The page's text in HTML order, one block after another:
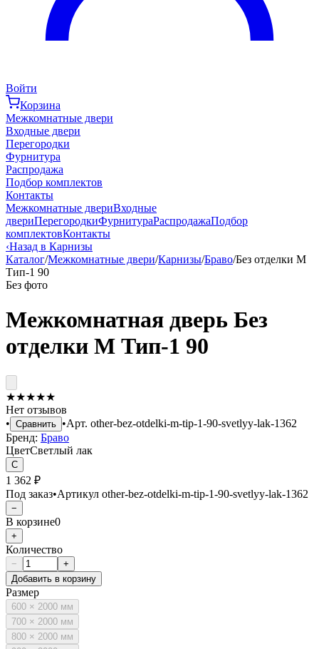
Войти
Корзина
Межкомнатные двери
Входные двери
Перегородки
Фурнитура
Распродажа
Подбор комплектов
Контакты
Межкомнатные двериВходные
двериПерегородкиФурнитураРаспродажаПодбор
комплектовКонтакты
‹Назад в Карнизы
Каталог/Межкомнатные двери/Карнизы/Браво/Без отделки М
Тип-1 90
Без фото
Межкомнатная дверь Без
отделки М Тип-1 90
★★★★★
Нет отзывов
• Сравнить •Арт. other-bez-otdelki-m-tip-1-90-svetlyy-lak-1362
Бренд: Браво
ЦветСветлый лак
С
1 362 ₽
Под заказ•Артикул other-bez-otdelki-m-tip-1-90-svetlyy-lak-1362
−
В корзине0
+
Количество
−
+
Добавить в корзину
Размер
600 × 2000 мм
700 × 2000 мм
800 × 2000 мм